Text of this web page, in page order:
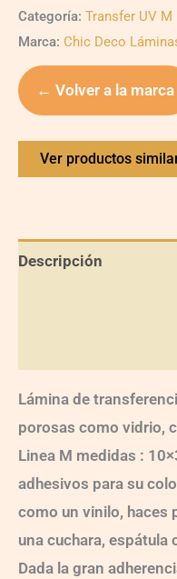
Categoría: Transfer UV M
Marca: Chic Deco
← Volver a la marca
Ver productos
Descripción
Lámina de
porosas como vidrio,
Linea M medidas :
adhesivos para su
como un vinilo, haces
una cuchara,
Dada la gran